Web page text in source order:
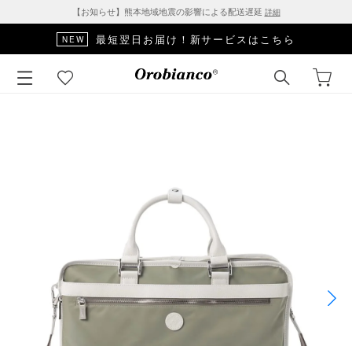
【お知らせ】熊本地域地震の影響による配送遅延 詳細
NEW 最短翌日お届け！新サービスはこちら